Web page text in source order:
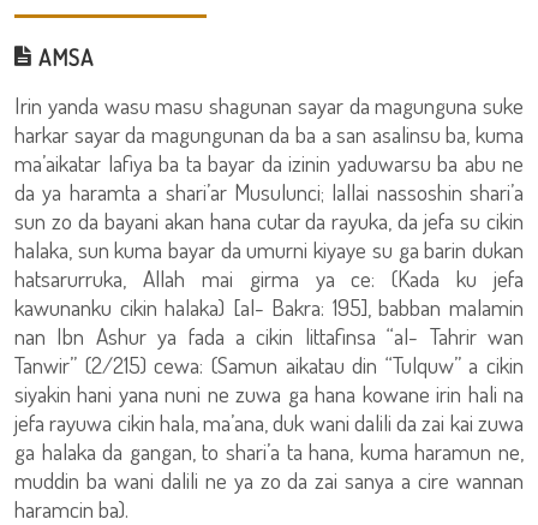
AMSA
Irin yanda wasu masu shagunan sayar da magunguna suke
harkar sayar da magungunan da ba a san asalinsu ba, kuma
ma’aikatar lafiya ba ta bayar da izinin yaduwarsu ba abu ne
da ya haramta a shari’ar Musulunci; lallai nassoshin shari’a
sun zo da bayani akan hana cutar da rayuka, da jefa su cikin
halaka, sun kuma bayar da umurni kiyaye su ga barin dukan
hatsarurruka, Allah mai girma ya ce: (Kada ku jefa
kawunanku cikin halaka) [al- Bakra: 195], babban malamin
nan Ibn Ashur ya fada a cikin littafinsa “al- Tahrir wan
Tanwir” (2/215) cewa: (Samun aikatau din “Tulquw” a cikin
siyakin hani yana nuni ne zuwa ga hana kowane irin hali na
jefa rayuwa cikin hala, ma’ana, duk wani dalili da zai kai zuwa
ga halaka da gangan, to shari’a ta hana, kuma haramun ne,
muddin ba wani dalili ne ya zo da zai sanya a cire wannan
haramcin ba).